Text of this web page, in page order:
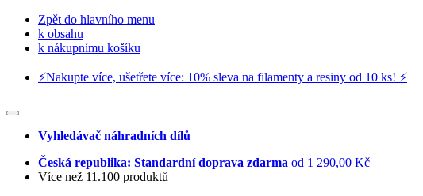
Zpět do hlavního menu
k obsahu
k nákupnímu košíku
⚡️Nakupte více, ušetřete více: 10% sleva na filamenty a resiny od 10 ks! ⚡️
Vyhledávač náhradních dílů
Česká republika: Standardní doprava zdarma od 1 290,00 Kč
Více než 11.100 produktů